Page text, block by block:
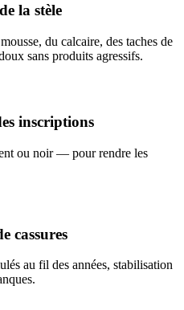
la stèle
du calcaire, des taches de
sans produits agressifs.
inscriptions
ou noir — pour rendre les
cassures
au fil des années, stabilisation